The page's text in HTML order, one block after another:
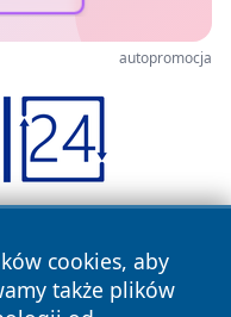
autopromocja
cookies, aby
także plików